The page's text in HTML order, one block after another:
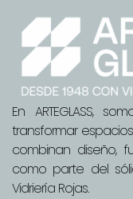
En ARTEGLASS,
transformar
combinan diseño,
como parte del
Vidriería Rojas.